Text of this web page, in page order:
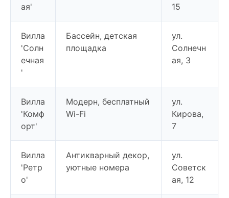
ая'
15
Вилла
'Солн
ечная
'
Бассейн, детская
площадка
ул.
Солнечн
ая, 3
Вилла
'Комф
орт'
Модерн, бесплатный
Wi-Fi
ул.
Кирова,
7
Вилла
'Ретр
о'
Антикварный декор,
уютные номера
ул.
Советск
ая, 12